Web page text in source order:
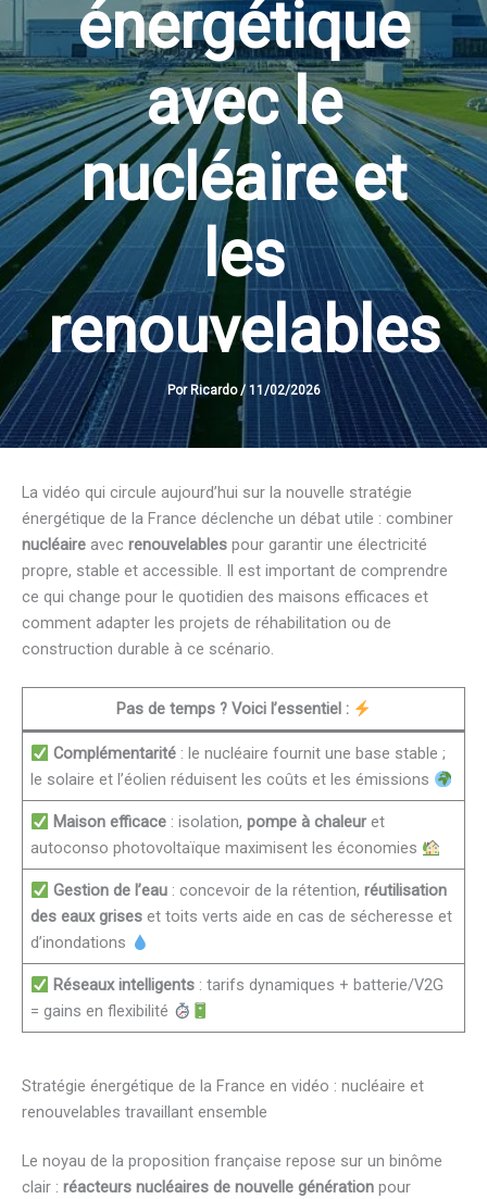
énergétique
avec le
nucléaire et
les
renouvelables
Por Ricardo/ 11/02/2026
La vidéo qui circule aujourd’hui sur la nouvelle stratégie
énergétique de la France déclenche un débat utile : combiner
nucléaire avec renouvelables pour garantir une électricité
propre, stable et accessible. Il est important de comprendre
ce qui change pour le quotidien des maisons efficaces et
comment adapter les projets de réhabilitation ou de
construction durable à ce scénario.
Pas de temps ? Voici l’essentiel :
Complémentarité: le nucléaire fournit une base stable ;
le solaire et l’éolien réduisent les coûts et les émissions
Maison efficace: isolation, pompe à chaleuret
autoconso photovoltaïque maximisent les économies
Gestion de l’eau: concevoir de la rétention, réutilisation
des eaux grises et toits verts aide en cas de sécheresse et
d’inondations
Réseaux intelligents: tarifs dynamiques + batterie/V2G
= gains en flexibilité
Stratégie énergétique de la France en vidéo : nucléaire et
renouvelables travaillant ensemble
Le noyau de la proposition française repose sur un binôme
clair : réacteurs nucléaires de nouvelle génération pour